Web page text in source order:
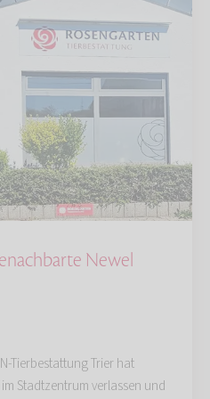
Newel
Tierbestattung Trier hat
Stadtzentrum verlassen und